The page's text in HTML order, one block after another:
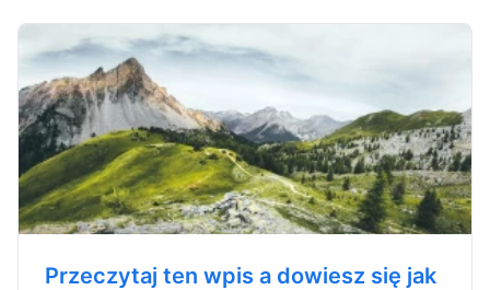
Przeczytaj ten wpis a dowiesz się jak